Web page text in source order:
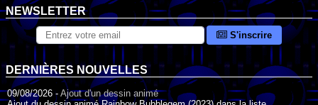
NEWSLETTER
S'inscrire
DERNIÈRES NOUVELLES
09/08/2026 - Ajout d'un dessin animé